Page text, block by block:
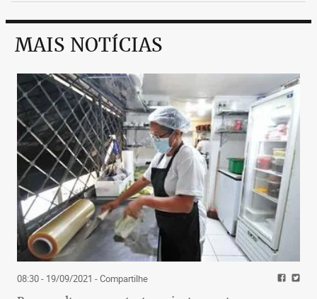
MAIS NOTÍCIAS
08:30 - 19/09/2021 - Compartilhe